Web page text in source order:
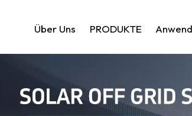
Über Uns PRODUKTE